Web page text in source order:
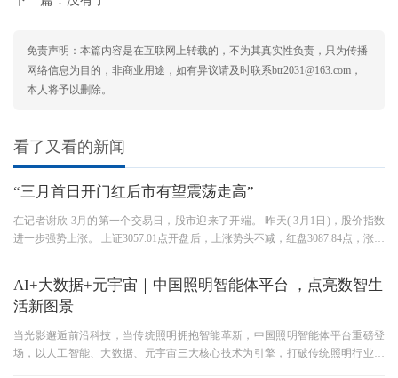
免责声明：本篇内容是在互联网上转载的，不为其真实性负责，只为传播
网络信息为目的，非商业用途，如有异议请及时联系btr2031@163.com，
本人将予以删除。
看了又看的新闻
“三月首日开门红后市有望震荡走高”
在记者谢欣 3月的第一个交易日，股市迎来了开端。 昨天( 3月1日)，股价指数
进一步强势上涨。 上证3057.01点开盘后，上涨势头不减，红盘3087.84点，涨幅
AI+大数据+元宇宙｜中国照明智能体平台 ，点亮数智生
活新图景
当光影邂逅前沿科技，当传统照明拥抱智能革新，中国照明智能体平台重磅登
场，以人工智能、大数据、元宇宙三大核心技术为引擎，打破传统照明行业局